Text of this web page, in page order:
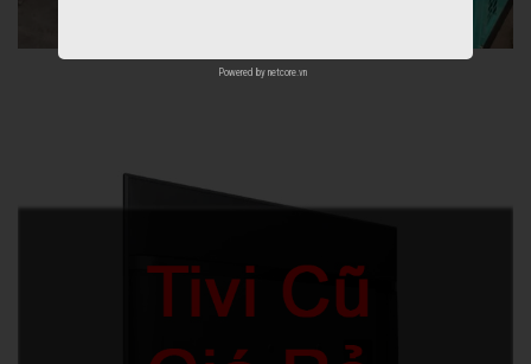
Powered by netcore.vn